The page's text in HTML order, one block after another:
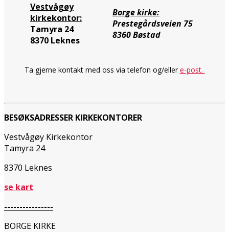
Vestvågøy
kirkekontor:
Tamyra 24
8370 Leknes
Borge kirke:
Prestegårdsveien 75
8360 Bøstad
Ta gjerne kontakt med oss via telefon og/ellere-post.
BESØKSADRESSER KIRKEKONTORER
Vestvågøy Kirkekontor
Tamyra 24
8370 Leknes
se kart
----------------
BORGE KIRKE